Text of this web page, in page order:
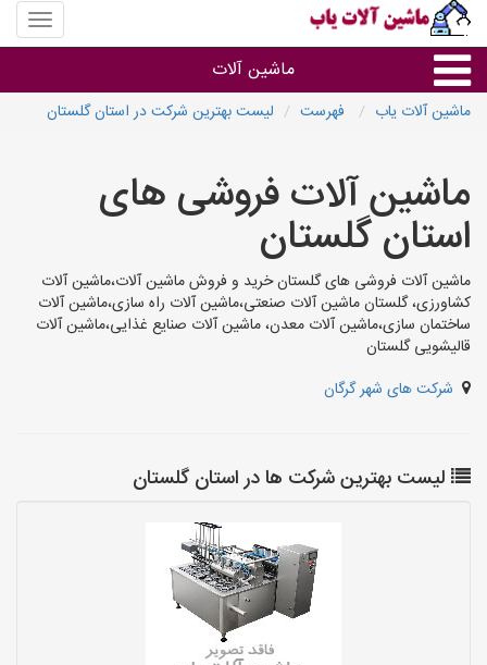
منوی
سایت
آلات
ماشین آلات
سایر گروه ها
ماشین آلات
ماشین آلات یاب فهرست لیست بهترین شرکت در استان گلستان
ماشین آلات فروشی های
استان گلستان
ماشین آلات فروشی های گلستان خرید و فروش ماشین آلات،ماشین آلات
کشاورزی، گلستان ماشین آلات صنعتی،ماشین آلات راه سازی،ماشین آلات
ساختمان سازی،ماشین آلات معدن، ماشین آلات صنایع غذایی،ماشین آلات
قالیشویی گلستان
شرکت های شهر گرگان
لیست بهترین شرکت ها در استان گلستان